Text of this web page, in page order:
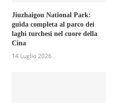
Jiuzhaigou National Park:
guida completa al parco dei
laghi turchesi nel cuore della
Cina
14 Luglio 2026